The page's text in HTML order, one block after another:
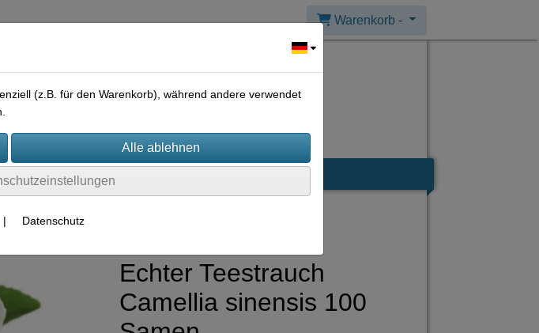
Warenkorb -
Echter Teestrauch
Camellia sinensis 100
(z.B. für den Warenkorb), während andere verwendet
| Datenschutz